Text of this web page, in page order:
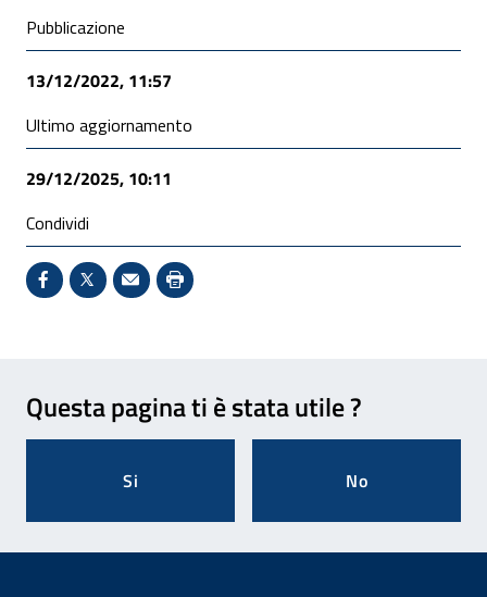
Condivisione social
Pubblicazione
13/12/2022, 11:57
Ultimo aggiornamento
29/12/2025, 10:11
Condividi
Condividi su Facebook - Sito esterno - Apertura in
X - Sito esterno - Apertura in nuova finestra
Invio Mail: apre il programma di posta
Stampa pagina: scelta meno
Questa pagina ti è stata utile ?
Si No